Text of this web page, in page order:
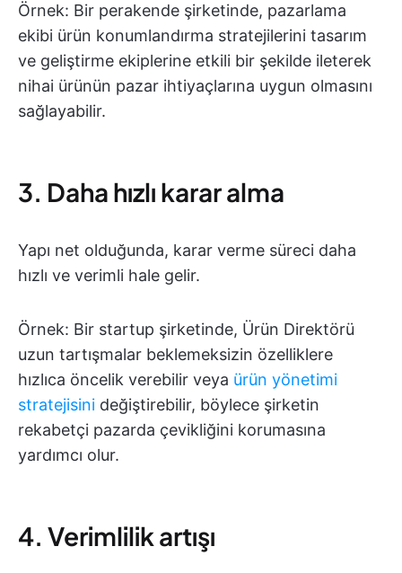
Örnek: Bir perakende şirketinde, pazarlama
ekibi ürün konumlandırma stratejilerini tasarım
ve geliştirme ekiplerine etkili bir şekilde ileterek
nihai ürünün pazar ihtiyaçlarına uygun olmasını
sağlayabilir.
3. Daha hızlı karar alma
Yapı net olduğunda, karar verme süreci daha
hızlı ve verimli hale gelir.
Örnek: Bir startup şirketinde, Ürün Direktörü
uzun tartışmalar beklemeksizin özelliklere
hızlıca öncelik verebilir veya ürün yönetimi
stratejisini değiştirebilir, böylece şirketin
rekabetçi pazarda çevikliğini korumasına
yardımcı olur.
4. Verimlilik artışı